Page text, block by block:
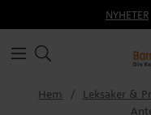
NYHETER
Hem Leksaker &